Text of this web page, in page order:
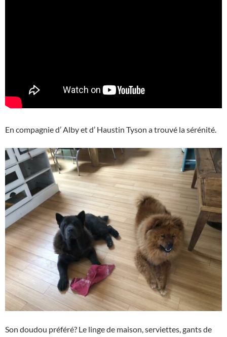
En compagnie d’ Alby et d’ Haustin Tyson a trouvé la sérénité.
Son doudou préféré? Le linge de maison, serviettes, gants de